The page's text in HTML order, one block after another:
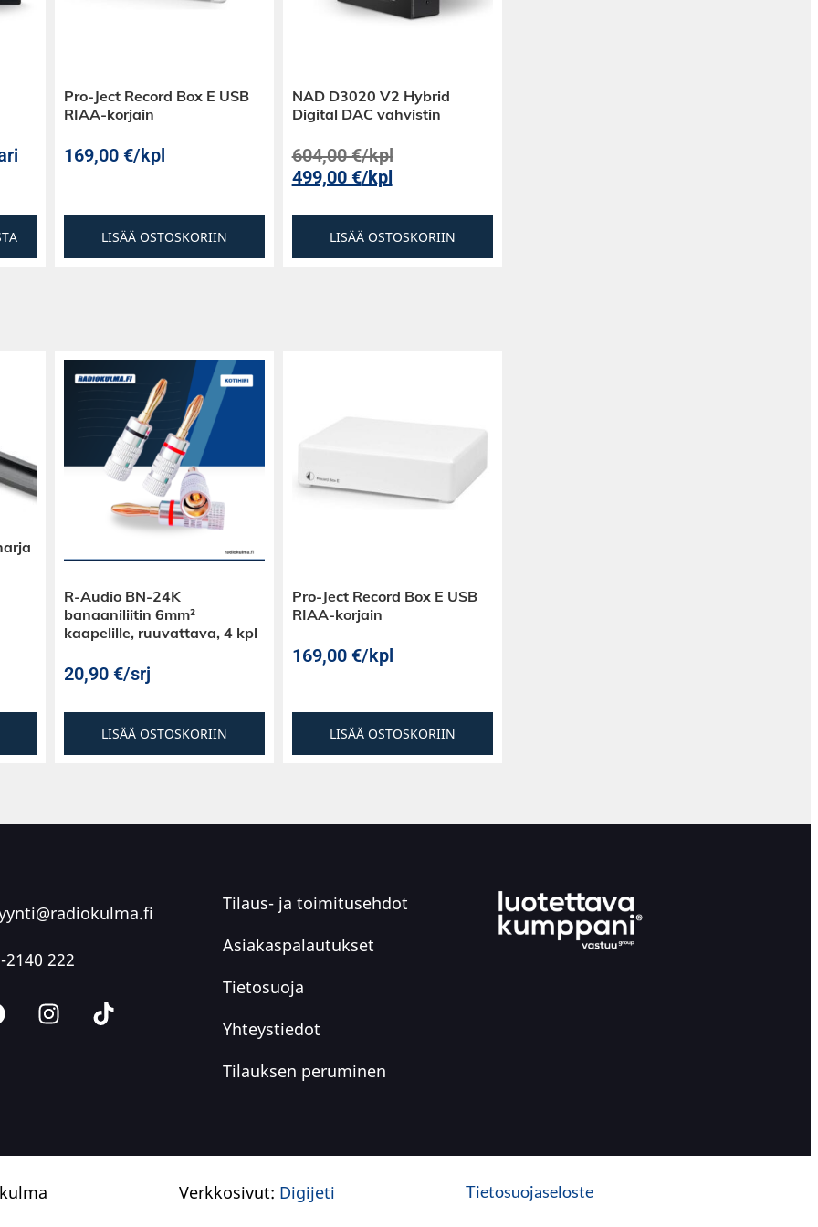
– lauluäänet
nopean ja
ja
ja
ja akustiset
Basso on
ja rytmiikkaan
kaiuttimista.
vaativaan
ilman
Pro-Ject Record Box E USB
RIAA-korjain
169,00 €/kpl
LISÄÄ OSTOSKORIIN
NAD D3020 V2 Hybrid
Digital DAC vahvistin
604,00€/kpl
499,00 €/kpl
LISÄÄ OSTOSKORIIN
R-Audio BN-24K
banaaniliitin 6mm²
kaapelille, ruuvattava, 4 kpl
20,90 €/srj
LISÄÄ OSTOSKORIIN
Pro-Ject Record Box E USB
RIAA-korjain
169,00 €/kpl
LISÄÄ OSTOSKORIIN
2140 222
Tilaus- ja toimitusehdot
Asiakaspalautukset
Tietosuoja
Yhteystiedot
Tilauksen peruminen
Verkkosivut: Digijeti Tietosuojaseloste